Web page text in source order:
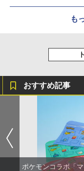
も
おすすめ記事
ポケモンコラボ「